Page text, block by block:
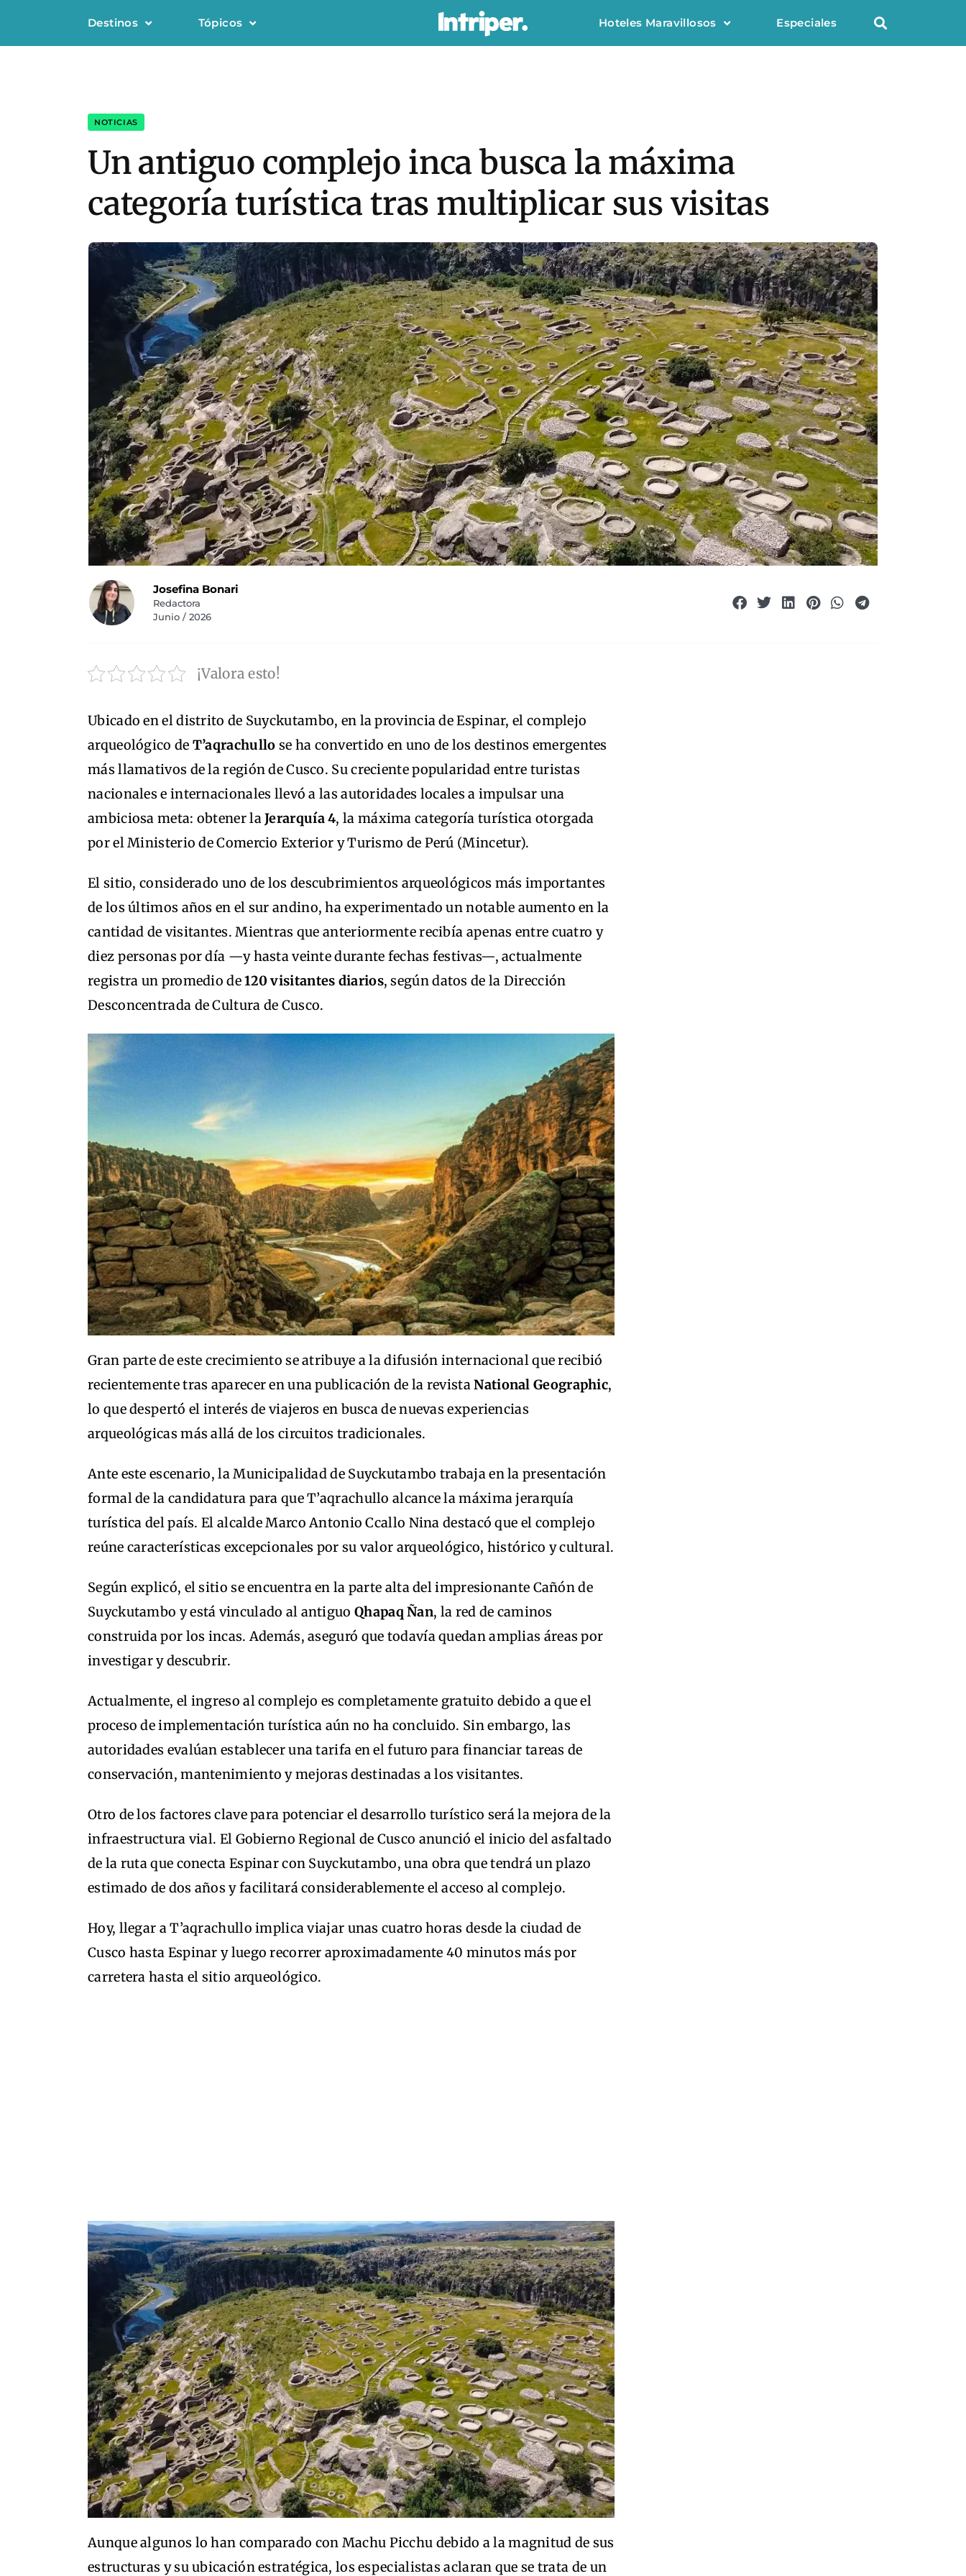
Destinos Tópicos Hoteles Maravillosos Especiales
NOTICIAS
Un antiguo complejo inca busca la máxima
categoría turística tras multiplicar sus visitas
Josefina Bonari
Redactora
Junio / 2026
¡Valora esto!
Ubicado en el distrito de Suyckutambo, en la provincia de Espinar, el complejo
arqueológico de T’aqrachullo se ha convertido en uno de los destinos emergentes
más llamativos de la región de Cusco. Su creciente popularidad entre turistas
nacionales e internacionales llevó a las autoridades locales a impulsar una
ambiciosa meta: obtener laJerarquía 4, la máxima categoría turística otorgada
por el Ministerio de Comercio Exterior y Turismo de Perú (Mincetur).
El sitio, considerado uno de los descubrimientos arqueológicos más importantes
de los últimos años en el sur andino, ha experimentado un notable aumento en la
cantidad de visitantes. Mientras que anteriormente recibía apenas entre cuatro y
diez personas por día —y hasta veinte durante fechas festivas—, actualmente
registra un promedio de120 visitantes diarios, según datos de la Dirección
Desconcentrada de Cultura de Cusco.
Gran parte de este crecimiento se atribuye a la difusión internacional que recibió
recientemente tras aparecer en una publicación de la revistaNational Geographic,
lo que despertó el interés de viajeros en busca de nuevas experiencias
arqueológicas más allá de los circuitos tradicionales.
Ante este escenario, la Municipalidad de Suyckutambo trabaja en la presentación
formal de la candidatura para que T’aqrachullo alcance la máxima jerarquía
turística del país. El alcalde Marco Antonio Ccallo Nina destacó que el complejo
reúne características excepcionales por su valor arqueológico, histórico y cultural.
Según explicó, el sitio se encuentra en la parte alta del impresionante Cañón de
Suyckutambo y está vinculado al antiguo Qhapaq Ñan, la red de caminos
construida por los incas. Además, aseguró que todavía quedan amplias áreas por
investigar y descubrir.
Actualmente, el ingreso al complejo es completamente gratuito debido a que el
proceso de implementación turística aún no ha concluido. Sin embargo, las
autoridades evalúan establecer una tarifa en el futuro para financiar tareas de
conservación, mantenimiento y mejoras destinadas a los visitantes.
Otro de los factores clave para potenciar el desarrollo turístico será la mejora de la
infraestructura vial. El Gobierno Regional de Cusco anunció el inicio del asfaltado
de la ruta que conecta Espinar con Suyckutambo, una obra que tendrá un plazo
estimado de dos años y facilitará considerablemente el acceso al complejo.
Hoy, llegar a T’aqrachullo implica viajar unas cuatro horas desde la ciudad de
Cusco hasta Espinar y luego recorrer aproximadamente 40 minutos más por
carretera hasta el sitio arqueológico.
Aunque algunos lo han comparado con Machu Picchu debido a la magnitud de sus
estructuras y su ubicación estratégica, los especialistas aclaran que se trata de un